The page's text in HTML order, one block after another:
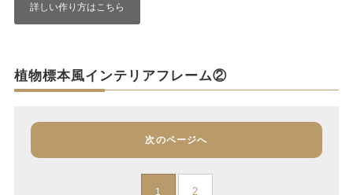
詳しい作り方はこちら
植物標本風インテリアフレーム②
次のページへ
1 2